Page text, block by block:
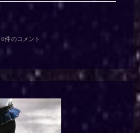
0件のコメント